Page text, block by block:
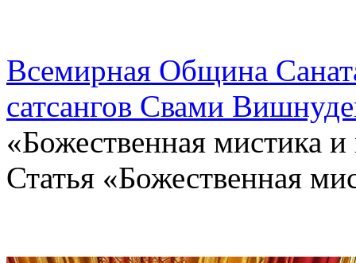
Всемирная Община
сатсангов Свами
«Божественная мистика
Статья «Божественная